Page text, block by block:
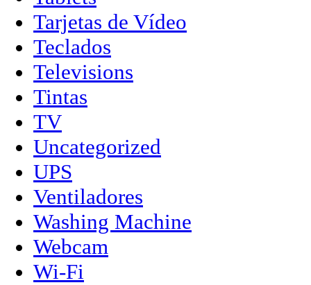
Tarjetas de Vídeo
Teclados
Televisions
Tintas
TV
Uncategorized
UPS
Ventiladores
Washing Machine
Webcam
Wi-Fi